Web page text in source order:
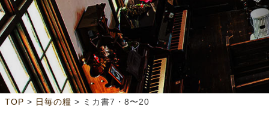
TOP > 日毎の糧 > ミカ書7・8〜20